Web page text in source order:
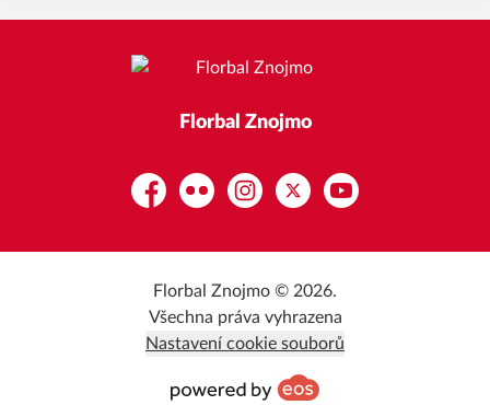
Florbal Znojmo
FacebookFlickr InstagramPlatform X
YouTube
Florbal Znojmo © 2026.
Všechna práva vyhrazena
Nastavení cookie souborů